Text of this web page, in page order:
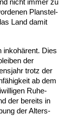
nicht im­mer zu
Plan­stel­
Land da­mit
in­kohärent. Dies
der
trotz der
ab dem
Ru­he­
der be­reits in
der Al­ters­